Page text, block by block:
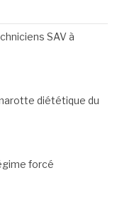
SAV à
diététique du
forcé